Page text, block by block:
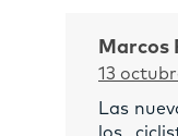
Marcos
13
Las
los